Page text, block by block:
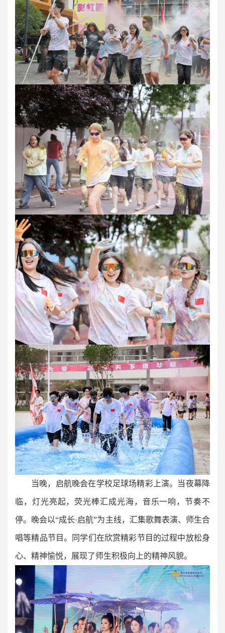
当晚，启航晚会在学校足球场精彩上演。当夜幕降
临，灯光亮起，荧光棒汇成光海，音乐一响，节奏不
停。晚会以“成长·启航”为主线，汇集歌舞表演、师生合
唱等精品节目。同学们在欣赏精彩节目的过程中放松身
心、精神愉悦，展现了师生积极向上的精神风貌。